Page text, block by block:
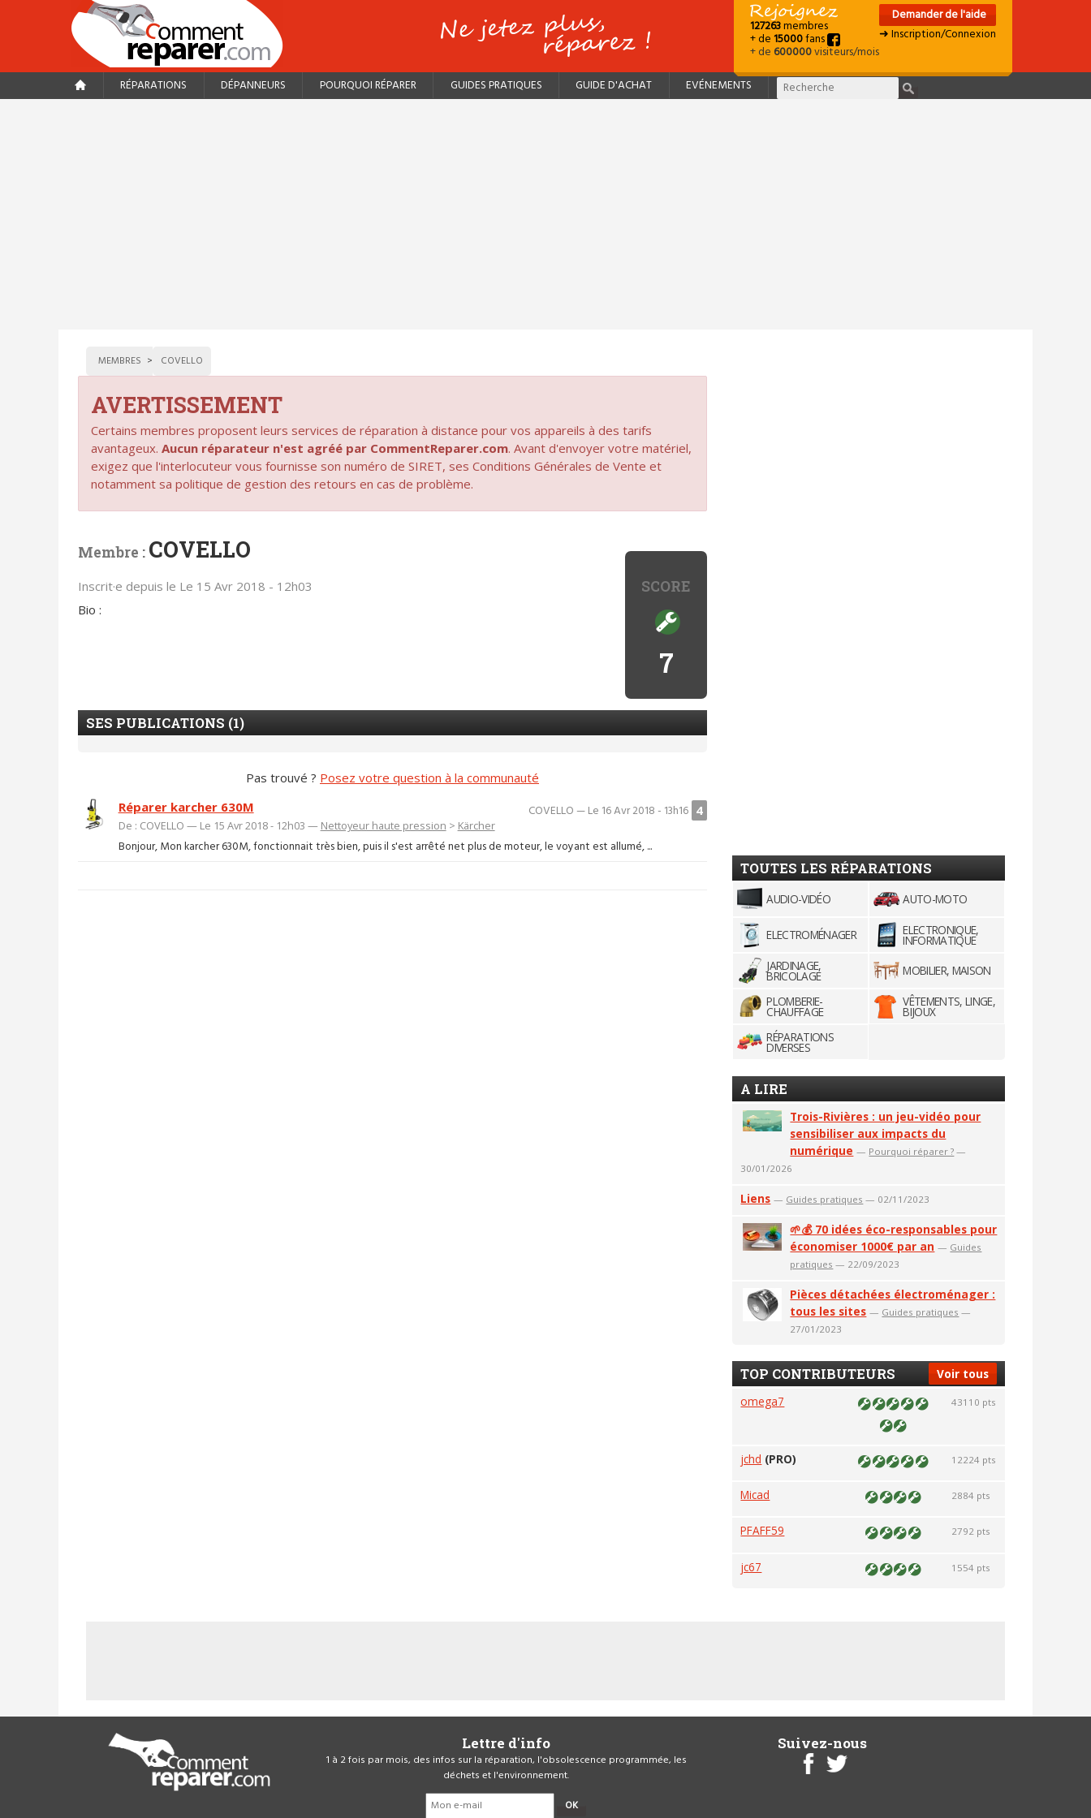
127263membres
+ de15000fans
+ de600000visiteurs/mois
Demander de l'aide
➜ Inscription/Connexion
RÉPARATIONS DÉPANNEURS POURQUOI RÉPARER GUIDES PRATIQUES GUIDE D'ACHAT EVÉNEMENTS
MEMBRES COVELLO
AVERTISSEMENT
Certains membres proposent leurs services de réparation à distance pour vos appareils à des tarifs
avantageux. Aucun réparateur n'est agréé par CommentReparer.com. Avant d'envoyer votre matériel,
exigez que l'interlocuteur vous fournisse son numéro de SIRET, ses Conditions Générales de Vente et
notamment sa politique de gestion des retours en cas de problème.
SCORE
7
Membre : COVELLO
Inscrit·e depuis le Le 15 Avr 2018 - 12h03
Bio :
SES PUBLICATIONS (1)
Pas trouvé ? Posez votre question à la communauté
4
COVELLO — Le 16 Avr 2018 - 13h16
Réparer karcher 630M
De : COVELLO — Le 15 Avr 2018 - 12h03 — Nettoyeur haute pression > Kärcher
Bonjour, Mon karcher 630M, fonctionnait très bien, puis il s'est arrêté net plus de moteur, le voyant est allumé, ...
TOUTES LES RÉPARATIONS
AUDIO-VIDÉO AUTO-MOTO
ELECTROMÉNAGER ELECTRONIQUE,
INFORMATIQUE
JARDINAGE,
BRICOLAGE
MOBILIER, MAISON
PLOMBERIE-
CHAUFFAGE
VÊTEMENTS, LINGE,
BIJOUX
RÉPARATIONS
DIVERSES
A LIRE
Trois-Rivières : un jeu-vidéo pour
sensibiliser aux impacts du
numérique — Pourquoi réparer ? —
30/01/2026
Liens — Guides pratiques — 02/11/2023
🌱💰 70 idées éco-responsables pour
économiser 1000€ par an — Guides
pratiques — 22/09/2023
Pièces détachées électroménager :
tous les sites — Guides pratiques —
27/01/2023
Voir tous
TOP CONTRIBUTEURS
omega7 43110 pts
jchd (PRO) 12224 pts
Micad 2884 pts
PFAFF59 2792 pts
jc67 1554 pts
Lettre d'info
1 à 2 fois par mois, des infos sur la réparation, l'obsolescence programmée, les
déchets et l'environnement.
OK
Suivez-nous